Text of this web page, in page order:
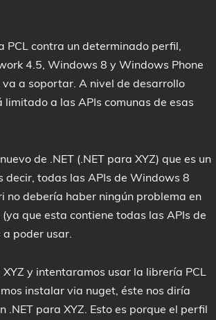
PCL contra un determinado perfil,
4.5, Windows 8 y Windows Phone
a soportar. A nivel de desarrollo
a las APIs comunas de esas
de .NET (.NET para XYZ) que es un
todas las APIs de Windows 8
no debería haber ningún problema en
que esta contiene todas las APIs de
poder usar.
y intentaramos usar la librería PCL
instalar via nuget, éste nos diría
.NET para XYZ. Esto es porque el perfil